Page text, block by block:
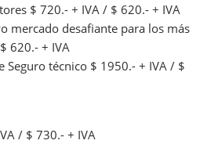
$ 720.- + IVA / $ 620.- + IVA
mercado desafiante para los más
620.- + IVA
técnico $ 1950.- + IVA / $
/ $ 730.- + IVA